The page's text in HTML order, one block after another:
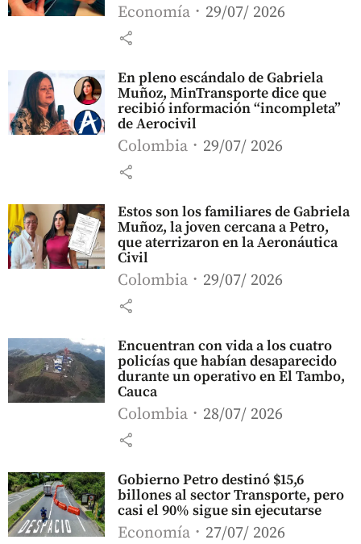
Economía 29/07/ 2026
share
En pleno escándalo de Gabriela
Muñoz, MinTransporte dice que
recibió información “incompleta”
de Aerocivil
Colombia 29/07/ 2026
share
Estos son los familiares de Gabriela
Muñoz, la joven cercana a Petro,
que aterrizaron en la Aeronáutica
Civil
Colombia 29/07/ 2026
share
Encuentran con vida a los cuatro
policías que habían desaparecido
durante un operativo en El Tambo,
Cauca
Colombia 28/07/ 2026
share
Gobierno Petro destinó $15,6
billones al sector Transporte, pero
casi el 90% sigue sin ejecutarse
Economía 27/07/ 2026